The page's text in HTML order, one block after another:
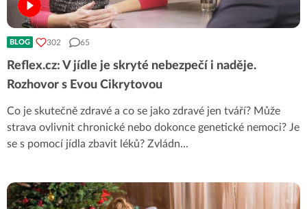
BLOG 302 65
Reflex.cz: V jídle je skryté nebezpečí i naděje.
Rozhovor s Evou Cikrytovou
Co je skutečně zdravé a co se jako zdravé jen tváří? Může
strava ovlivnit chronické nebo dokonce genetické nemoci? Je
se s pomocí jídla zbavit léků? Zvládn...